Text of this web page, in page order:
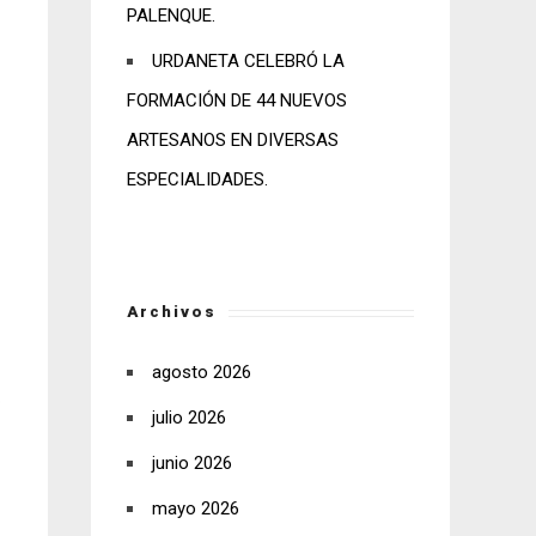
PALENQUE.
URDANETA CELEBRÓ LA
FORMACIÓN DE 44 NUEVOS
ARTESANOS EN DIVERSAS
ESPECIALIDADES.
Archivos
agosto 2026
julio 2026
junio 2026
mayo 2026